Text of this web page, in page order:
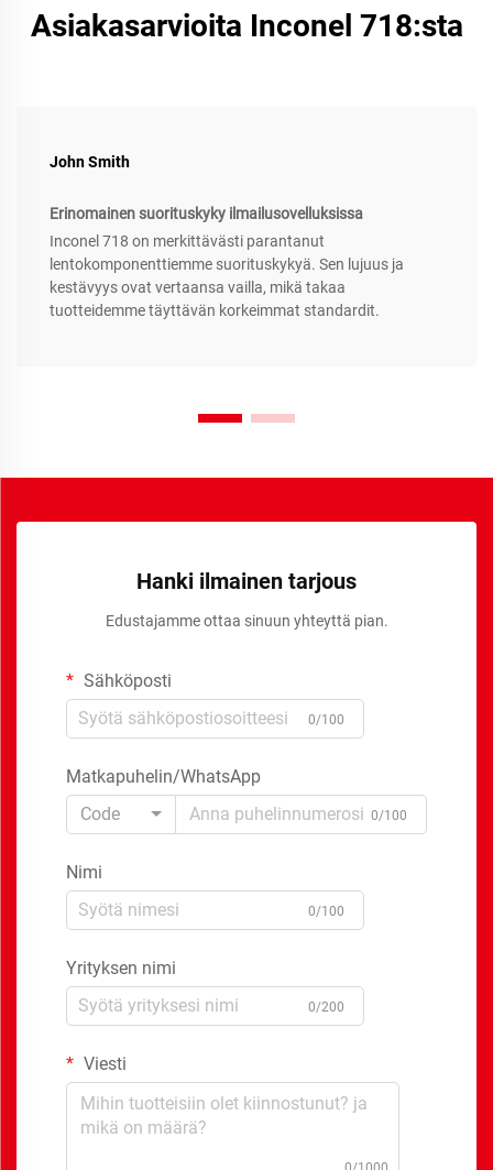
Asiakasarvioita Inconel 718:sta
John Smith
Erinomainen suorituskyky ilmailusovelluksissa
Inconel 718 on merkittävästi parantanut
lentokomponenttiemme suorituskykyä. Sen lujuus ja
kestävyys ovat vertaansa vailla, mikä takaa
tuotteidemme täyttävän korkeimmat standardit.
Hanki ilmainen tarjous
Edustajamme ottaa sinuun yhteyttä pian.
Sähköposti
0/100
Matkapuhelin/WhatsApp
Code
0/100
Nimi
0/100
Yrityksen nimi
0/200
Viesti